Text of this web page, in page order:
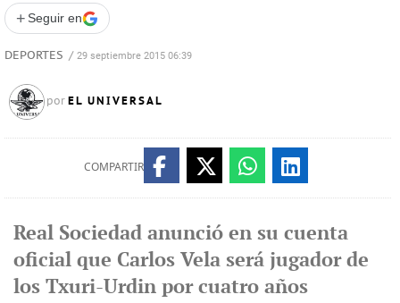
+ Seguir en
DEPORTES / 29 septiembre 2015 06:39
por EL UNIVERSAL
COMPARTIR
Real Sociedad anunció en su cuenta
oficial que Carlos Vela será jugador de
los Txuri-Urdin por cuatro años